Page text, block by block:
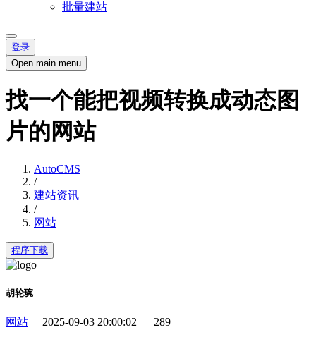
批量建站
登录
Open main menu
找一个能把视频转换成动态图
片的网站
AutoCMS
/
建站资讯
/
网站
程序下载
胡轮琬
网站 2025-09-03 20:00:02 289